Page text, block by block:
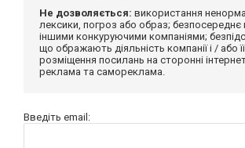
Не дозволяється: використання
лексики, погроз або образ; безпосереднє
іншими конкуруючими компаніями;
що ображають діяльність компанії і / або
розміщення посилань на сторонні
реклама та самореклама.
Введіть email: